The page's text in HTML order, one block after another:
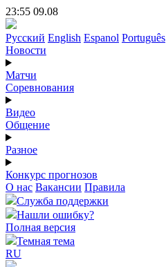
23:55 09.08
Русский English Espanol Português
Новости
Матчи
Соревнования
Видео
Общение
Разное
Конкурс прогнозов
О нас Вакансии Правила
Служба поддержки
Нашли ошибку?
Полная версия
Темная тема
RU